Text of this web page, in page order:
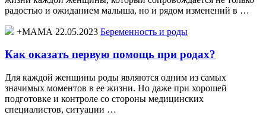
радостью и ожиданием малыша, но и рядом изменений в …
+МАМА 22.05.2023 Беременность и роды
Как оказать первую помощь при родах?
Для каждой женщины роды являются одним из самых
значимых моментов в ее жизни. Но даже при хорошей
подготовке и контроле со стороны медицинских
специалистов, ситуации …